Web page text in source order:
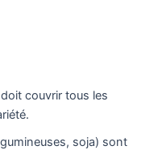
couvrir tous les
soja) sont